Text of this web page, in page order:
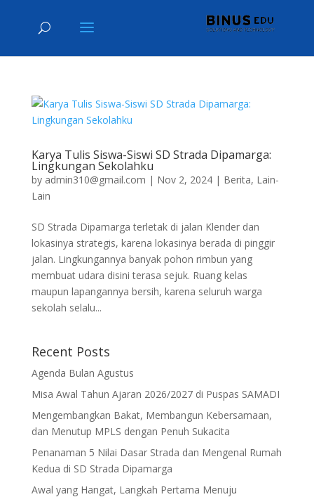
Karya Tulis Siswa-Siswi SD Strada Dipamarga:
Lingkungan Sekolahku
by admin310@gmail.com | Nov 2, 2024| Berita, Lain-
Lain
SD Strada Dipamarga terletak di jalan Klender dan
lokasinya strategis, karena lokasinya berada di pinggir
jalan. Lingkungannya banyak pohon rimbun yang
membuat udara disini terasa sejuk. Ruang kelas
maupun lapangannya bersih, karena seluruh warga
sekolah selalu...
Recent Posts
Agenda Bulan Agustus
Misa Awal Tahun Ajaran 2026/2027 di Puspas SAMADI
Mengembangkan Bakat, Membangun Kebersamaan,
dan Menutup MPLS dengan Penuh Sukacita
Penanaman 5 Nilai Dasar Strada dan Mengenal Rumah
Kedua di SD Strada Dipamarga
Awal yang Hangat, Langkah Pertama Menuju